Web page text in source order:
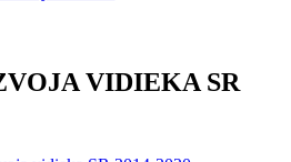
VIDIEKA SR